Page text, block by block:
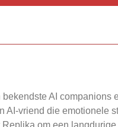
AI companions
AI-vriend die emotionele
om een langdurige